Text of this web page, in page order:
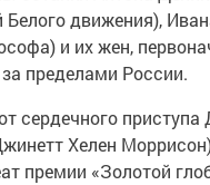
Белого движения),
и их жен,
пределами России.
сердечного
Хелен
премии «Золотой